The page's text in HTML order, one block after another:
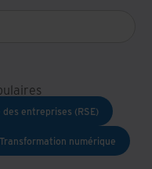
entreprises (RSE)
Transformation numérique